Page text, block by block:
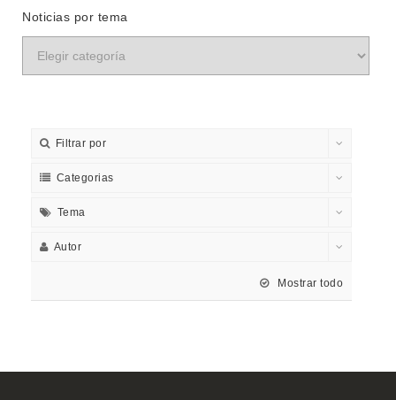
Noticias por tema
Filtrar por
Categorias
Tema
Autor
Mostrar todo